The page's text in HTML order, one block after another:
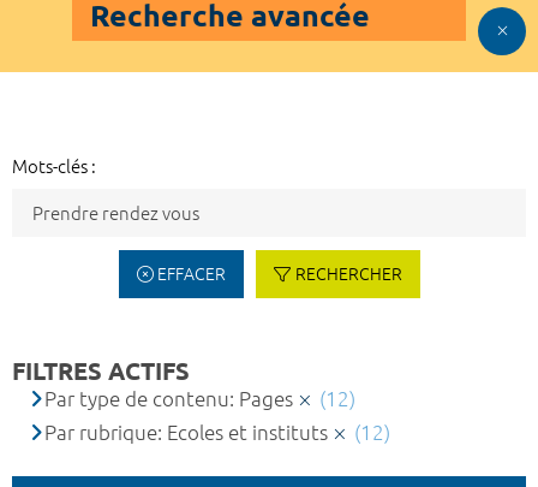
Recherche avancée
Mots-clés :
EFFACER RECHERCHER
FILTRES ACTIFS
Par type de contenu: Pages
(12)
Par rubrique: Ecoles et instituts
(12)